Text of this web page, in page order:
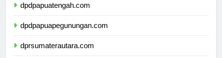
dpdpapuatengah.com
dpdpapuapegunungan.com
dprsumaterautara.com